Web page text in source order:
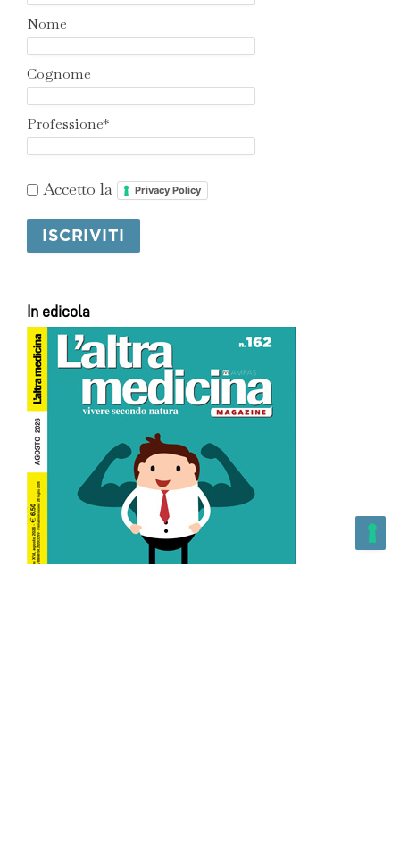
Nome
Cognome
Professione*
Accetto la Privacy Policy
In edicola